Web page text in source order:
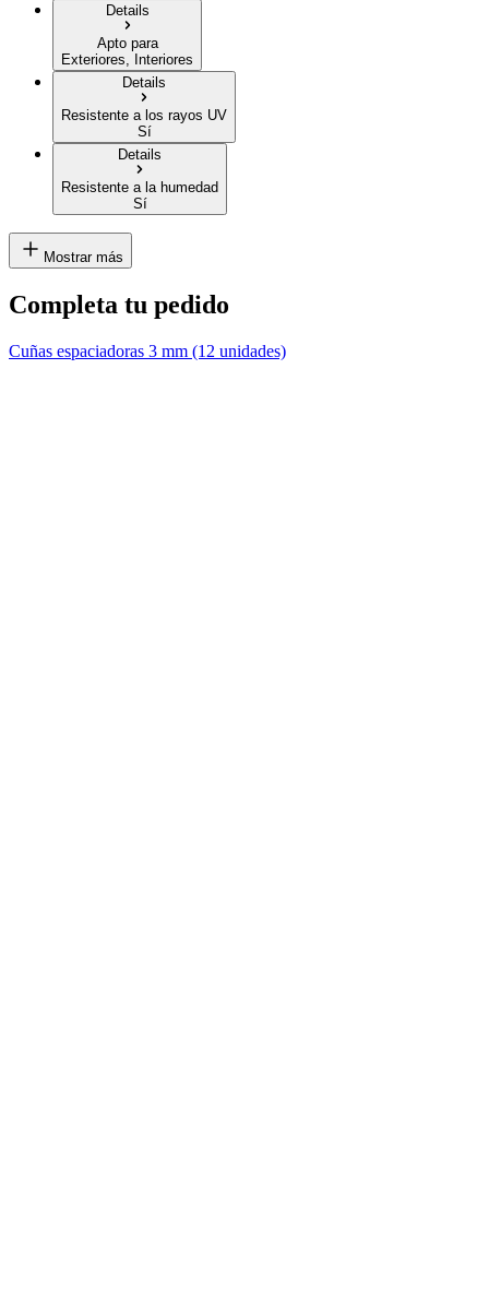
Details
Apto para
Exteriores, Interiores
Details
Resistente a los rayos UV
Sí
Details
Resistente a la humedad
Sí
Mostrar más
Completa tu pedido
Cuñas espaciadoras 3 mm (12 unidades)